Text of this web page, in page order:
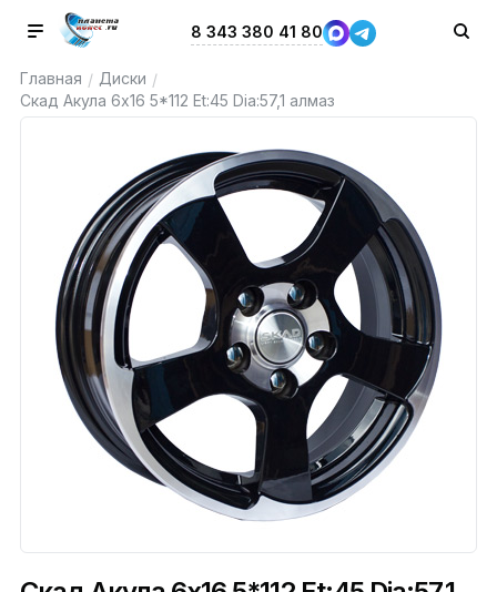
8 343 380 41 80
Главная / Диски /
Скад Акула 6x16 5*112 Et:45 Dia:57,1 алмаз